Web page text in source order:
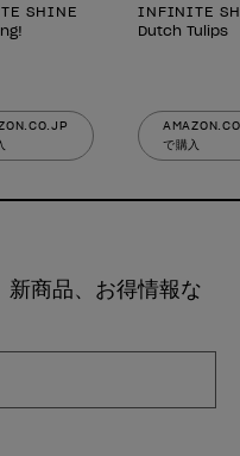
SHINE
INFINITE
Dutch Tulips
で購入
新商品、お得情報な